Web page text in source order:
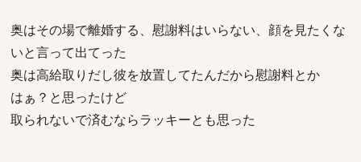
奥はその場で離婚する、慰謝料はいらない、顔を見たくな
いと言って出てった
奥は高給取りだし彼を放置してたんだから慰謝料とか
はぁ？と思ったけど
取られないで済むならラッキーとも思った